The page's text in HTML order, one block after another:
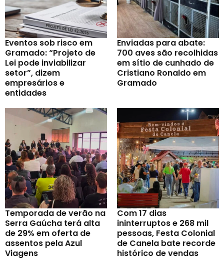
Eventos sob risco em
Gramado: “Projeto de
Lei pode inviabilizar
setor”, dizem
empresários e
entidades
Enviadas para abate:
700 aves são recolhidas
em sítio de cunhado de
Cristiano Ronaldo em
Gramado
Temporada de verão na
Serra Gaúcha terá alta
de 29% em oferta de
assentos pela Azul
Viagens
Com 17 dias
ininterruptos e 268 mil
pessoas, Festa Colonial
de Canela bate recorde
histórico de vendas